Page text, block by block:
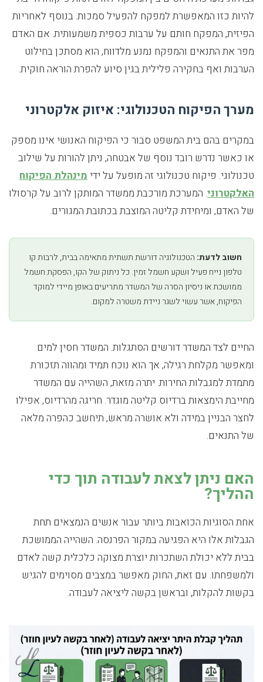
להיות כזו המאפשרת למפקח להפעיל סמכות. בנוסף לאחריות
הפיזית, המפקח חותם על ערבות כספית משמעותית. אם האדם
מפר את התנאים והמפקח נמנע מלדווח, הוא מסתכן בחילוט
הערבות ואף בחקירה פלילית בגין סיוע להפרת הוראה חוקית.
מערך הפיקוח הטכנולוגי: איזוק אלקטרוני
במקרים בהם בית המשפט סבור כי הפיקוח האנושי אינו מספק
או כאשר נדרש רובד נוסף של אבטחה, ניתן להורות על שילוב
טכנולוגי. פיקוח טכנולוגי זה מופעל על ידי מינהלת הפיקוח
האלקטרוני. המערכת מורכבת ממשדר המותקן לרוב על קרסולו
של האדם, ומיחידת קליטה המוצבת בכתובת המגורים.
חשוב לדעת: הטכנולוגיה דורשת תשתית מתאימה בבית, לרבות קו
טלפון נייח פעיל ושקע חשמל זמין. כל ניתוק של הקו, הפסקת חשמל
ממושכת או ניסיון הסרה של המשדר מתריעים באופן מיידי למוקד
הפיקוח, אשר עשוי לשגר ניידת משטרה למקום.
החיים לצד המשדר דורשים הסתגלות. המשדר חסין למים
ומאפשר מקלחת רגילה, אך הוא נוכח תמיד ומהווה תזכורת
מתמדת למגבלות החירות. יתרה מזאת, השהייה עם המשדר
מחייבת הימצאות ברדיוס קליטה מוגדר. חריגה מהרדיוס, אפילו
לחצר הבניין במידה ולא אושרה מראש, תיחשב כהפרה מלאה
של התנאים.
האם ניתן לצאת לעבודה תוך כדי
ההליך?
אחת הסוגיות הכואבות ביותר עבור אנשים הנמצאים תחת
הגבלות אלו היא הפגיעה במקור הפרנסה. השהייה הממושכת
בבית ללא יכולת השתכרות יוצרת מצוקה כלכלית קשה לאדם
ולמשפחתו. עם זאת, החוק מאפשר במצבים מסוימים להגיש
בקשות להקלות, ובראשן בקשה ליציאה לעבודה.